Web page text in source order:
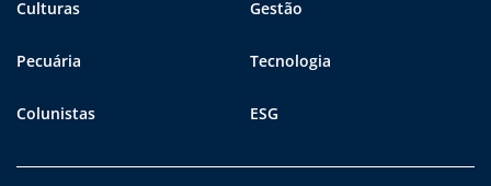
Culturas Gestão
Pecuária Tecnologia
Colunistas ESG